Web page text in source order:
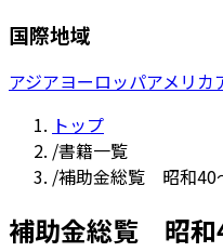
国際地域
アジアヨーロッパアメリカ
トップ
/書籍一覧
/補助金総覧 昭和
補助金総覧 昭